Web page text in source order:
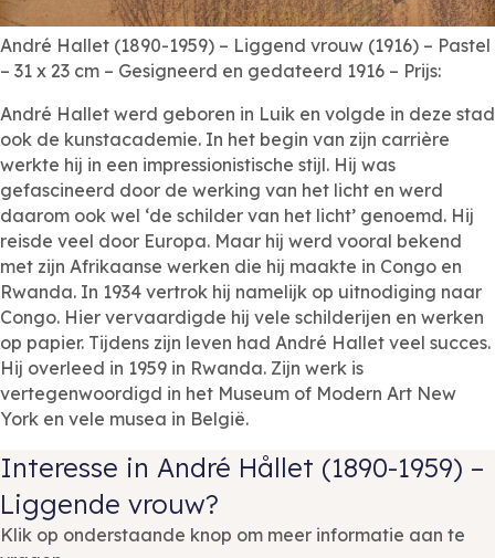
André Hallet (1890-1959) – Liggend vrouw (1916) – Pastel
– 31 x 23 cm – Gesigneerd en gedateerd 1916 – Prijs:
André Hallet werd geboren in Luik en volgde in deze stad
ook de kunstacademie. In het begin van zijn carrière
werkte hij in een impressionistische stijl. Hij was
gefascineerd door de werking van het licht en werd
daarom ook wel ‘de schilder van het licht’ genoemd. Hij
reisde veel door Europa. Maar hij werd vooral bekend
met zijn Afrikaanse werken die hij maakte in Congo en
Rwanda. In 1934 vertrok hij namelijk op uitnodiging naar
Congo. Hier vervaardigde hij vele schilderijen en werken
op papier. Tijdens zijn leven had André Hallet veel succes.
Hij overleed in 1959 in Rwanda. Zijn werk is
vertegenwoordigd in het Museum of Modern Art New
York en vele musea in België.
Interesse in André Hållet (1890-1959) –
Liggende vrouw?
Klik op onderstaande knop om meer informatie aan te